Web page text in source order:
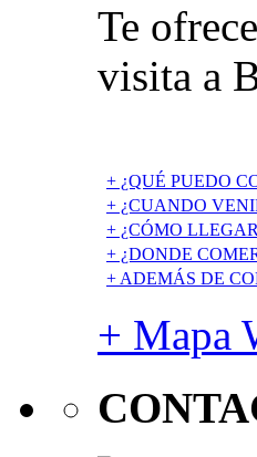
Te
visita a
+ ¿QUÉ PUEDO
+ ¿CUANDO
+ ¿CÓMO
+ ¿DONDE
+ ADEMÁS DE
+ Mapa